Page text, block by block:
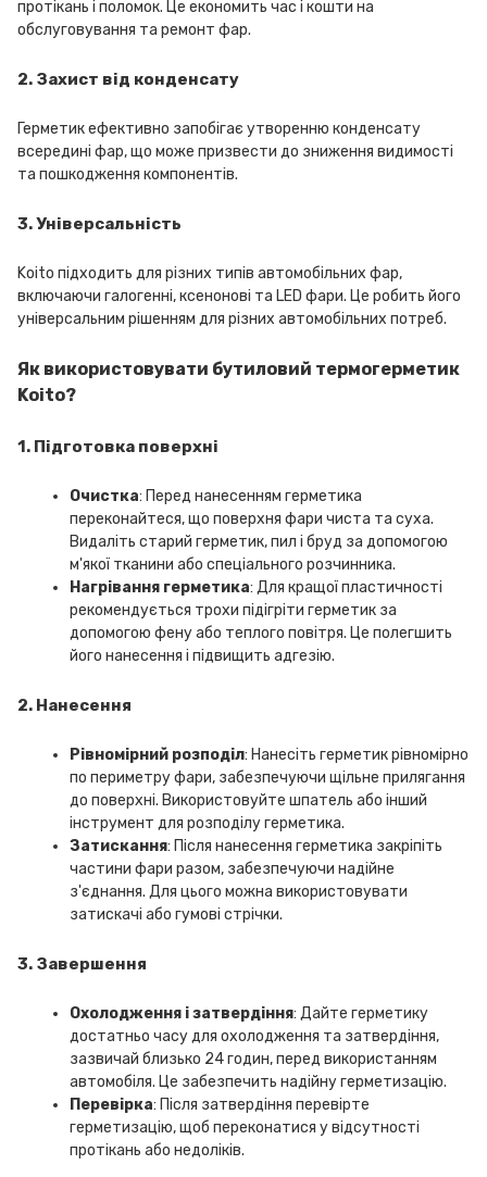
протікань і поломок. Це економить час і кошти на
обслуговування та ремонт фар.
2. Захист від конденсату
Герметик ефективно запобігає утворенню конденсату
всередині фар, що може призвести до зниження видимості
та пошкодження компонентів.
3. Універсальність
Koito підходить для різних типів автомобільних фар,
включаючи галогенні, ксенонові та LED фари. Це робить його
універсальним рішенням для різних автомобільних потреб.
Як використовувати бутиловий термогерметик
Koito?
1. Підготовка поверхні
Очистка: Перед нанесенням герметика
переконайтеся, що поверхня фари чиста та суха.
Видаліть старий герметик, пил і бруд за допомогою
м'якої тканини або спеціального розчинника.
Нагрівання герметика: Для кращої пластичності
рекомендується трохи підігріти герметик за
допомогою фену або теплого повітря. Це полегшить
його нанесення і підвищить адгезію.
2. Нанесення
Рівномірний розподіл: Нанесіть герметик рівномірно
по периметру фари, забезпечуючи щільне прилягання
до поверхні. Використовуйте шпатель або інший
інструмент для розподілу герметика.
Затискання: Після нанесення герметика закріпіть
частини фари разом, забезпечуючи надійне
з'єднання. Для цього можна використовувати
затискачі або гумові стрічки.
3. Завершення
Охолодження і затвердіння: Дайте герметику
достатньо часу для охолодження та затвердіння,
зазвичай близько 24 годин, перед використанням
автомобіля. Це забезпечить надійну герметизацію.
Перевірка: Після затвердіння перевірте
герметизацію, щоб переконатися у відсутності
протікань або недоліків.